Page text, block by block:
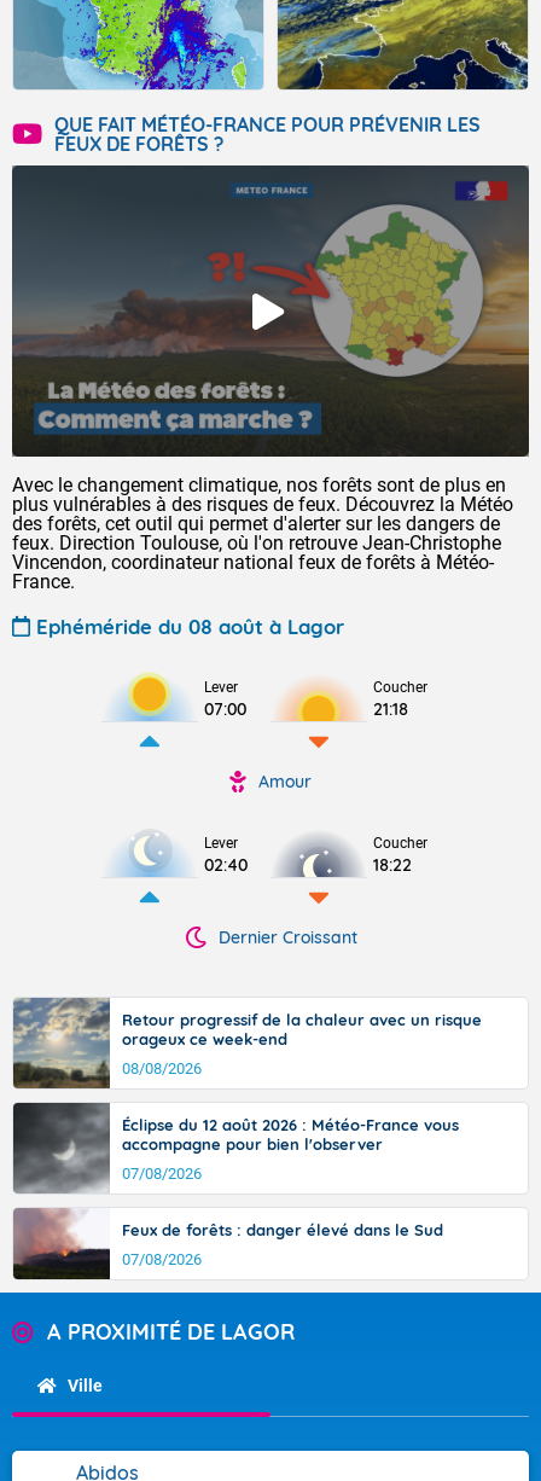
QUE FAIT MÉTÉO-FRANCE POUR PRÉVENIR LES
FEUX DE FORÊTS ?
Avec le changement climatique, nos forêts sont de plus en
plus vulnérables à des risques de feux. Découvrez la Météo
des forêts, cet outil qui permet d'alerter sur les dangers de
feux. Direction Toulouse, où l'on retrouve Jean-Christophe
Vincendon, coordinateur national feux de forêts à Météo-
France.
Ephéméride du 08 août à Lagor
Lever
07:00
Coucher
21:18
Amour
Lever
02:40
Coucher
18:22
Dernier Croissant
Retour progressif de la chaleur avec un risque
orageux ce week-end
08/08/2026
Éclipse du 12 août 2026 : Météo-France vous
accompagne pour bien l'observer
07/08/2026
Feux de forêts : danger élevé dans le Sud
07/08/2026
A PROXIMITÉ DE LAGOR
Ville
Abidos